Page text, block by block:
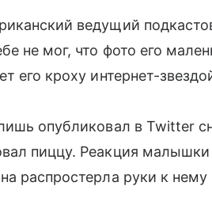
ведущий
не мог, что фото его
его кроху интернет-
опубликовал в Twitter
пиццу. Реакция
распростерла руки к